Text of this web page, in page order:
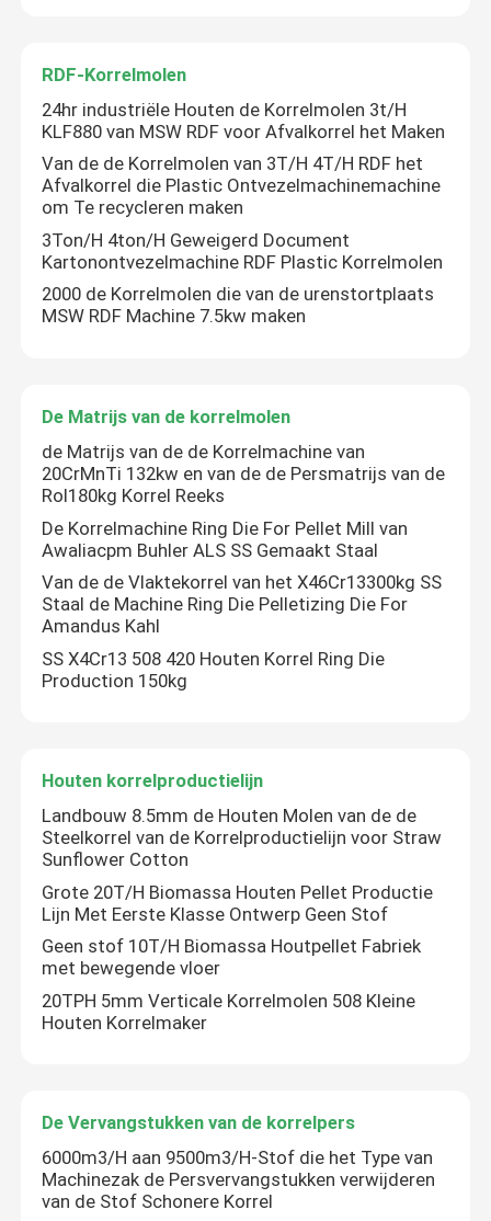
RDF-Korrelmolen
24hr industriële Houten de Korrelmolen 3t/H
KLF880 van MSW RDF voor Afvalkorrel het Maken
Van de de Korrelmolen van 3T/H 4T/H RDF het
Afvalkorrel die Plastic Ontvezelmachinemachine
om Te recycleren maken
3Ton/H 4ton/H Geweigerd Document
Kartonontvezelmachine RDF Plastic Korrelmolen
2000 de Korrelmolen die van de urenstortplaats
MSW RDF Machine 7.5kw maken
De Matrijs van de korrelmolen
de Matrijs van de de Korrelmachine van
20CrMnTi 132kw en van de de Persmatrijs van de
Rol180kg Korrel Reeks
De Korrelmachine Ring Die For Pellet Mill van
Awaliacpm Buhler ALS SS Gemaakt Staal
Van de de Vlaktekorrel van het X46Cr13300kg SS
Staal de Machine Ring Die Pelletizing Die For
Amandus Kahl
SS X4Cr13 508 420 Houten Korrel Ring Die
Production 150kg
Houten korrelproductielijn
Landbouw 8.5mm de Houten Molen van de de
Steelkorrel van de Korrelproductielijn voor Straw
Sunflower Cotton
Grote 20T/H Biomassa Houten Pellet Productie
Lijn Met Eerste Klasse Ontwerp Geen Stof
Geen stof 10T/H Biomassa Houtpellet Fabriek
met bewegende vloer
20TPH 5mm Verticale Korrelmolen 508 Kleine
Houten Korrelmaker
De Vervangstukken van de korrelpers
6000m3/H aan 9500m3/H-Stof die het Type van
Machinezak de Persvervangstukken verwijderen
van de Stof Schonere Korrel